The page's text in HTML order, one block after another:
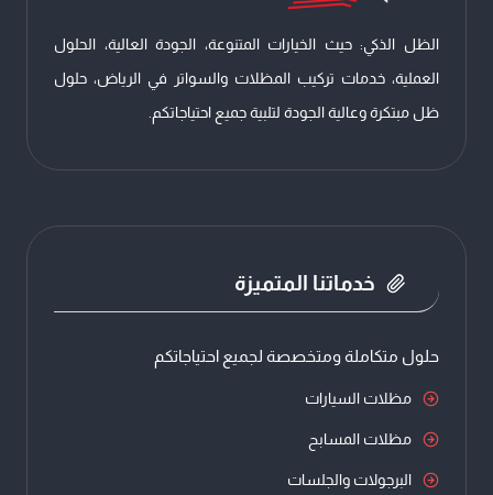
الظل الذكي: حيث الخيارات المتنوعة، الجودة العالية، الحلول
العملية، خدمات تركيب المظلات والسواتر في الرياض، حلول
ظل مبتكرة وعالية الجودة لتلبية جميع احتياجاتكم.
خدماتنا المتميزة
حلول متكاملة ومتخصصة لجميع احتياجاتكم
مظلات السيارات
مظلات المسابح
البرجولات والجلسات